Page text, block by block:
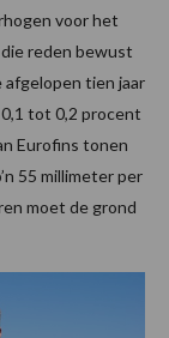
voor het
reden bewust
afgelopen tien jaar
tot 0,2 procent
Eurofins tonen
55 millimeter per
moet de grond